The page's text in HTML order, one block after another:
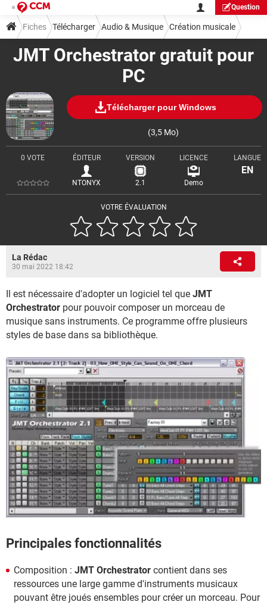
Question
JMT Orchestrator gratuit pour
PC
Télécharger pour Windows
(3,5 Mo)
VOTRE ÉVALUATION
0 VOTE ÉDITEUR
NTONYX
VERSION
2.1
LICENCE
Demo
LANGUE
EN
Fiches Télécharger Audio & Musique Création musicale
La Rédac
30 mai 2022 18:42
Il est nécessaire d'adopter un logiciel tel que JMT
Orchestrator pour pouvoir composer un morceau de
musique sans instruments. Ce programme offre plusieurs
styles de base dans sa bibliothèque.
Principales fonctionnalités
Composition : JMT Orchestrator contient dans ses
ressources une large gamme d'instruments musicaux
pouvant être joués ensembles pour créer un morceau. Pour